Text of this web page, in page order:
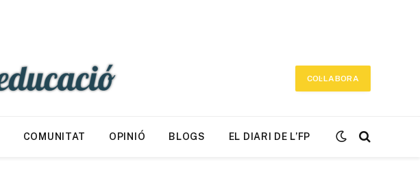
COL·LABORA
COMUNITAT OPINIÓ BLOGS EL DIARI DE L’FP